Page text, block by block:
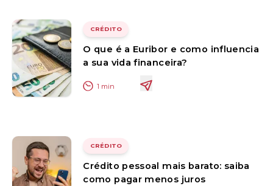
CRÉDITO
O que é a Euribor e como influencia
a sua vida financeira?
1 min
CRÉDITO
Crédito pessoal mais barato: saiba
como pagar menos juros